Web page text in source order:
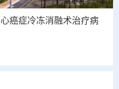
癌症冷冻消融术治疗病